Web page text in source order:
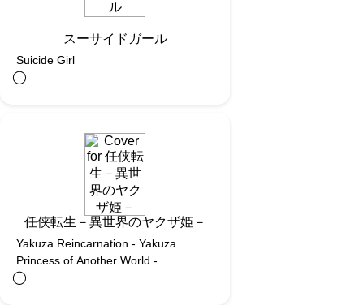
スーサイドガール
Suicide Girl
◯︎
任侠転生－異世界のヤクザ姫－
Yakuza Reincarnation - Yakuza
Princess of Another World -
◯︎